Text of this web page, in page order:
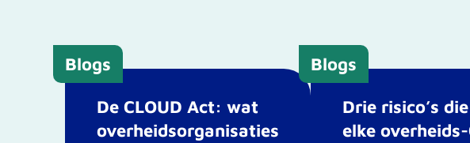
De CLOUD Act: wat
overheidsorganisaties
Blogs
Drie risico’s die
elke overheids-
Blogs